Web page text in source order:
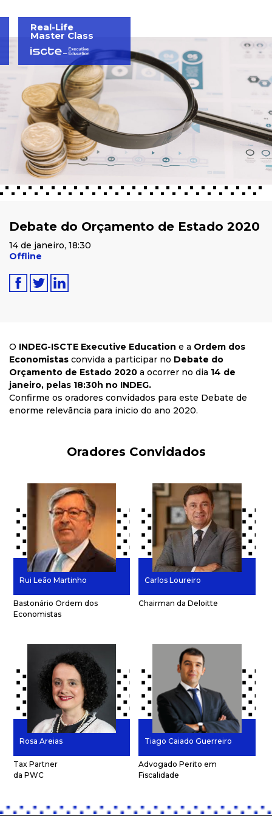
Real-Life
Master Class
Debate do Orçamento de Estado 2020
14 de janeiro, 18:30
Offline
O INDEG-ISCTE Executive Education e a Ordem dos
Economistas convida a participar no Debate do
Orçamento de Estado 2020 a ocorrer no dia 14 de
janeiro, pelas 18:30h no INDEG.
Confirme os oradores convidados para este Debate de
enorme relevância para inicio do ano 2020.
Oradores Convidados
Rui Leão Martinho
Bastonário Ordem dos
Economistas
Carlos Loureiro
Chairman da Deloitte
Rosa Areias
Tax Partner
da PWC
Tiago Caiado Guerreiro
Advogado Perito em
Fiscalidade